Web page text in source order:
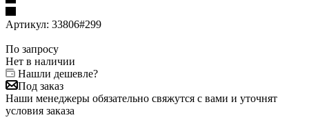
Артикул: 33806#299
По запросу
Нет в наличии
Нашли дешевле?
Под заказ
Наши менеджеры обязательно свяжутся с вами и уточнят
условия заказа